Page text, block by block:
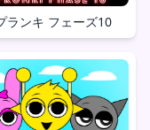
ランキ フェーズ10